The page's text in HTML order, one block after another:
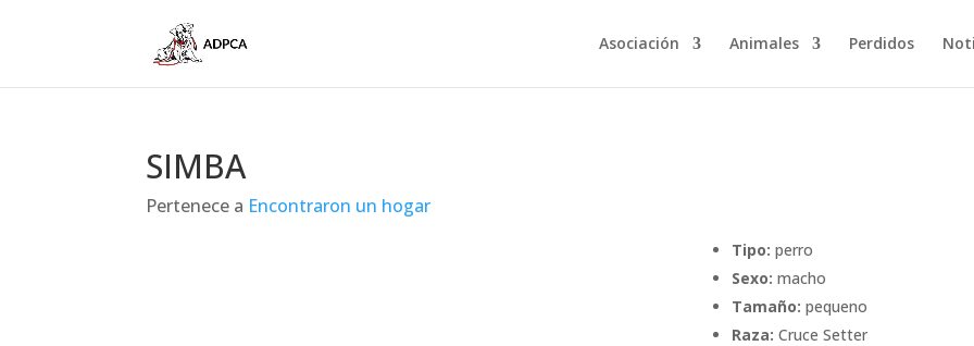
Asociación Animales Perdidos
SIMBA
Pertenece a Encontraron un hogar
Tipo: perro
Sexo: macho
Tamaño: pequeno
Raza: Cruce Setter